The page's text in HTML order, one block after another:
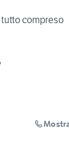
compreso